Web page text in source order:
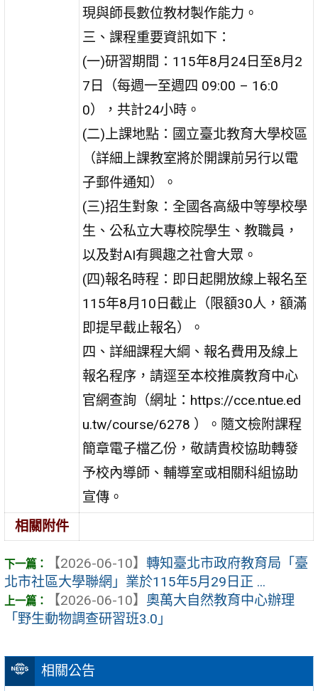
相關公告
現與師長數位教材製作能力。
三、課程重要資訊如下：
(一)研習期間：115年8月24日至8月2
7日（每週一至週四 09:00 – 16:0
0），共計24小時。
(二)上課地點：國立臺北教育大學校區
（詳細上課教室將於開課前另行以電
子郵件通知）。
(三)招生對象：全國各高級中等學校學
生、公私立大專校院學生、教職員，
以及對AI有興趣之社會大眾。
(四)報名時程：即日起開放線上報名至
115年8月10日截止（限額30人，額滿
即提早截止報名）。
四、詳細課程大綱、報名費用及線上
報名程序，請逕至本校推廣教育中心
官網查詢（網址：https://cce.ntue.ed
u.tw/course/6278 ）。隨文檢附課程
簡章電子檔乙份，敬請貴校協助轉發
予校內導師、輔導室或相關科組協助
宣傳。
相關附件
【2026-06-10】 轉知臺北市政府教育局「臺
北市社區大學聯網」業於115年5月29日正 ...
【2026-06-10】 奧萬大自然教育中心辦理
「野生動物調查研習班3.0」